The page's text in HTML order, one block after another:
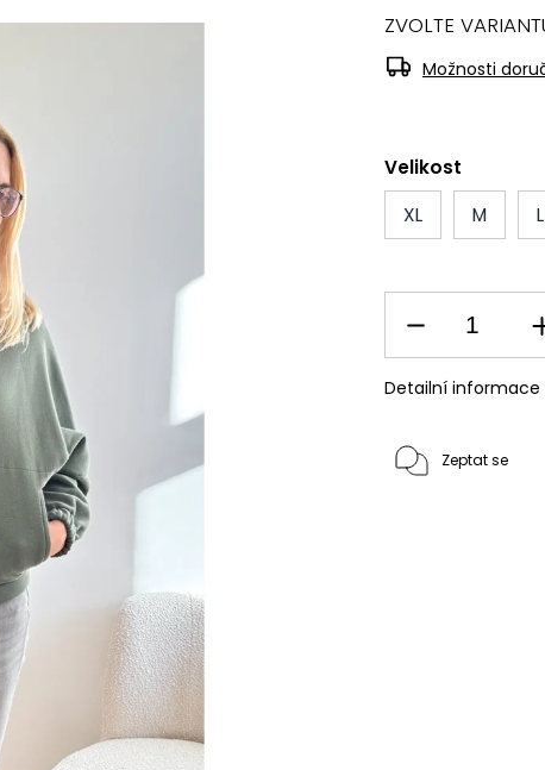
Velikost
XL
M L
ZVOLTE
Možnosti
Detailní informace
Zeptat se